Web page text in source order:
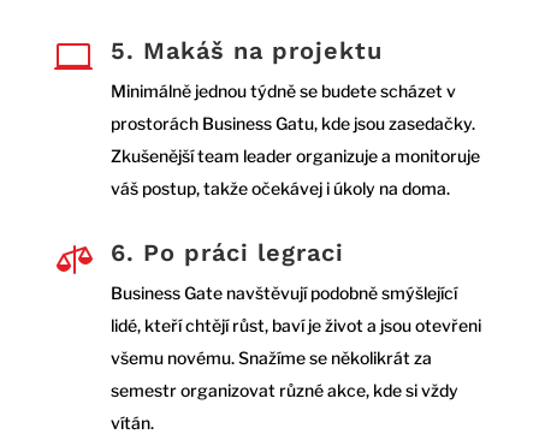
 5. Makáš na projektu
Minimálně jednou týdně se budete scházet v
prostorách Business Gatu, kde jsou zasedačky.
Zkušenější team leader organizuje a monitoruje
váš postup, takže očekávej i úkoly na doma.
 6. Po práci legraci
Business Gate navštěvují podobně smýšlející
lidé, kteří chtějí růst, baví je život a jsou otevřeni
všemu novému. Snažíme se několikrát za
semestr organizovat různé akce, kde si vždy
vítán.